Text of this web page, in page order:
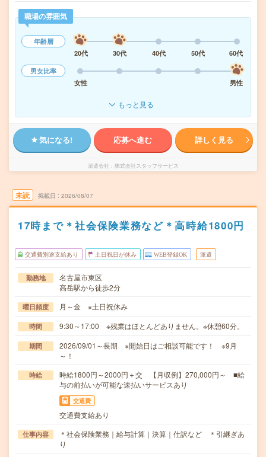
職場の雰囲気
年齢層
20代
30代 40代 50代
60代
男女比率
女性
男性
もっと見る
気になる! 応募へ進む 詳しく見る
派遣会社 株式会社スタッフサービス
未読 掲載日 2026/08/07
17時まで＊社会保険業務など＊高時給1800円
交通費別途支給あり 土日祝日が休み WEB登録OK 派遣
勤務地
名古屋市東区
高岳駅から徒歩2分
曜日頻度 月～金 ※土日祝休み
時間 9:30～17:00 ※残業はほとんどありません。※休憩60分。
期間
2026/09/01～長期 ※開始日はご相談可能です！ ※9月
～！
時給
時給1800円～2000円＋交 【月収例】270,000円～ ■給
与の前払いが可能な速払いサービスあり
交通費
交通費支給あり
仕事内容
＊社会保険業務｜給与計算｜決算｜仕訳など ＊引継ぎあ
り